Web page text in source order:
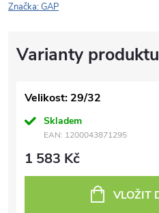
Značka:GAP
Velikost: 29/32
Skladem
EAN: 1200043871295
1 583 Kč
VLOŽIT